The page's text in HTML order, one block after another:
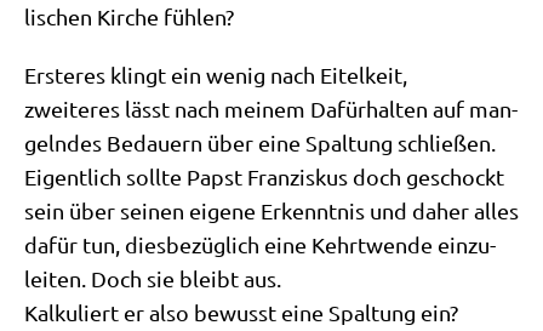
li­schen Kir­che fühlen?
Erste­res klingt ein wenig nach Eitelkeit,
zwei­te­res lässt nach mei­nem Dafür­hal­ten auf man­
geln­des Bedau­ern über eine Spal­tung schließen.
Eigent­lich soll­te Papst Fran­zis­kus doch geschockt
sein über sei­nen eige­ne Erkennt­nis und daher alles
dafür tun, dies­be­züg­lich eine Kehrt­wen­de ein­zu­
lei­ten. Doch sie bleibt aus.
Kal­ku­liert er also bewusst eine Spal­tung ein?